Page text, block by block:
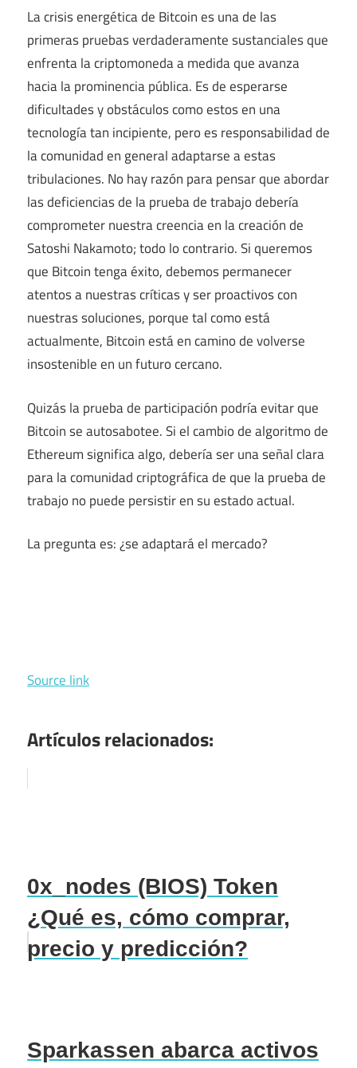
La crisis energética de Bitcoin es una de las
primeras pruebas verdaderamente sustanciales que
enfrenta la criptomoneda a medida que avanza
hacia la prominencia pública. Es de esperarse
dificultades y obstáculos como estos en una
tecnología tan incipiente, pero es responsabilidad de
la comunidad en general adaptarse a estas
tribulaciones. No hay razón para pensar que abordar
las deficiencias de la prueba de trabajo debería
comprometer nuestra creencia en la creación de
Satoshi Nakamoto; todo lo contrario. Si queremos
que Bitcoin tenga éxito, debemos permanecer
atentos a nuestras críticas y ser proactivos con
nuestras soluciones, porque tal como está
actualmente, Bitcoin está en camino de volverse
insostenible en un futuro cercano.
Quizás la prueba de participación podría evitar que
Bitcoin se autosabotee. Si el cambio de algoritmo de
Ethereum significa algo, debería ser una señal clara
para la comunidad criptográfica de que la prueba de
trabajo no puede persistir en su estado actual.
La pregunta es: ¿se adaptará el mercado?
Source link
Artículos relacionados:
0x_nodes (BIOS) Token
¿Qué es, cómo comprar,
precio y predicción?
Sparkassen abarca activos